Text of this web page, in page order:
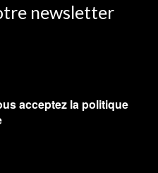
newsletter
acceptez la politique